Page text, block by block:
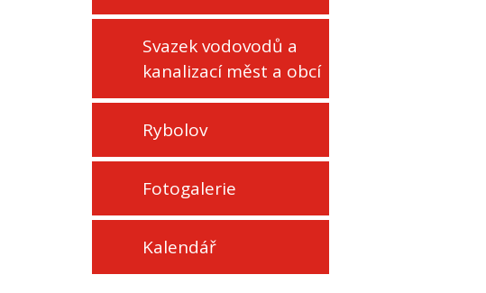
Svazek vodovodů a
kanalizací měst a obcí
Rybolov
Fotogalerie
Kalendář